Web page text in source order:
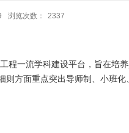
浏览次数： 2337
一流学科建设平台，旨在培
方面重点突出导师制、小班